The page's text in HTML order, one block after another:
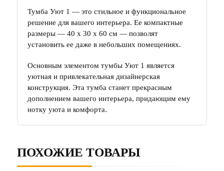
Тумба Уют 1 — это стильное и функциональное
решение для вашего интерьера. Ее компактные
размеры — 40 х 30 х 60 см — позволят
установить ее даже в небольших помещениях.
Основным элементом тумбы Уют 1 является
уютная и привлекательная дизайнерская
конструкция. Эта тумба станет прекрасным
дополнением вашего интерьера, придающим ему
нотку уюта и комфорта.
ПОХОЖИЕ ТОВАРЫ